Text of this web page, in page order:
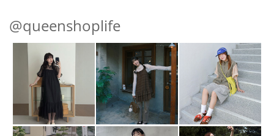
@queenshoplife